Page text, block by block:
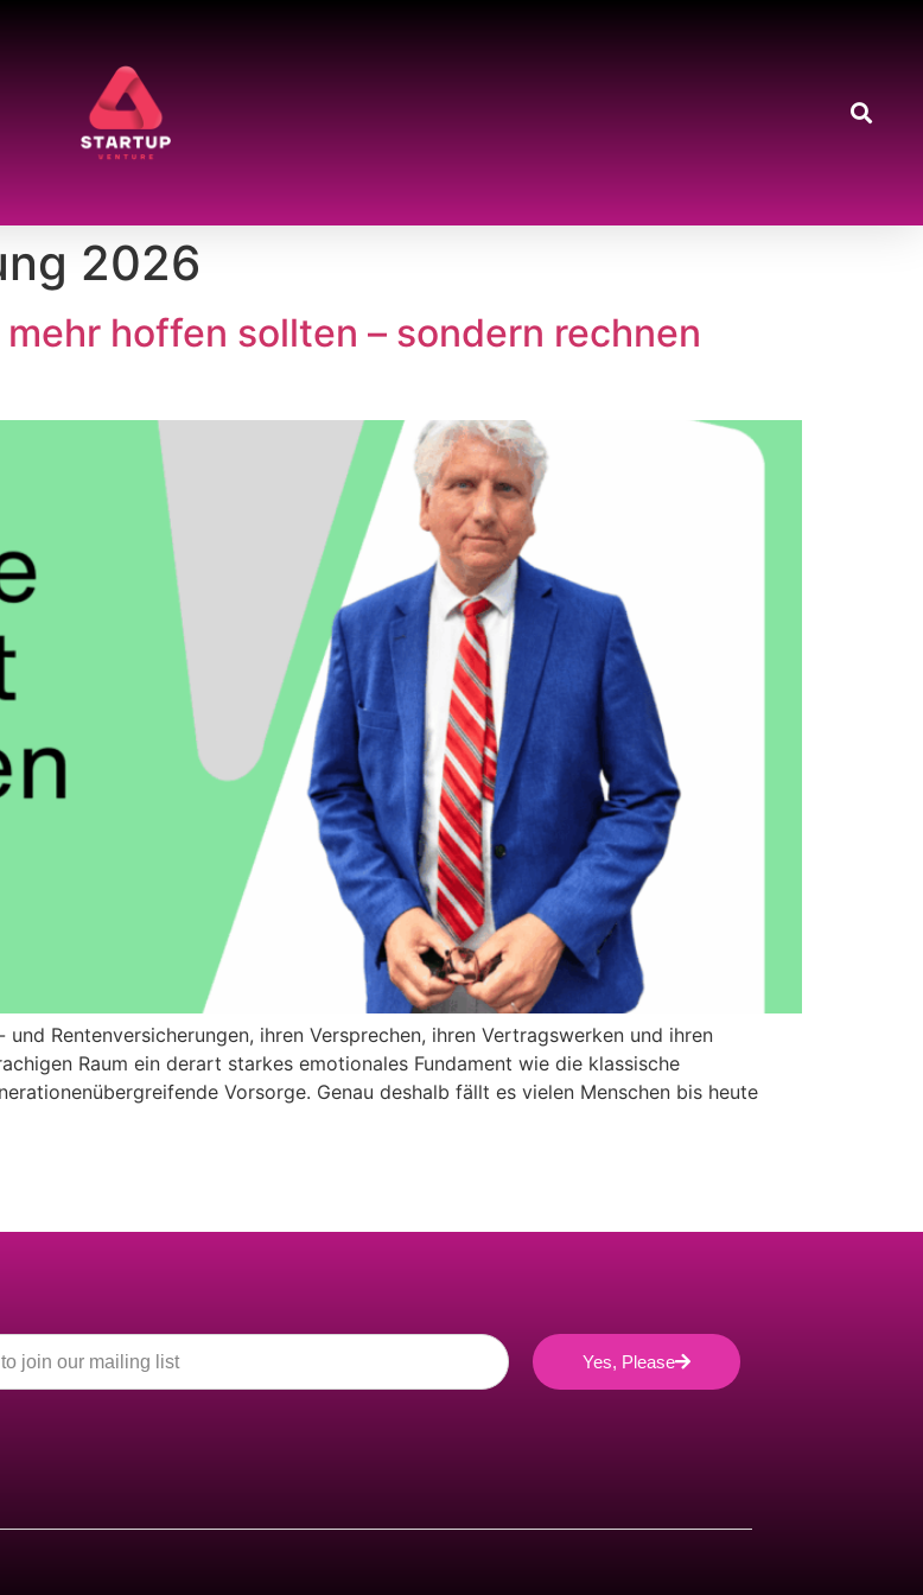
2026
hoffen sollten – sondern rechnen
Rentenversicherungen, ihren Versprechen, ihren Vertragswerken und ihren
Raum ein derart starkes emotionales Fundament wie die klassische
Vorsorge. Genau deshalb fällt es vielen Menschen bis heute
Yes, Please